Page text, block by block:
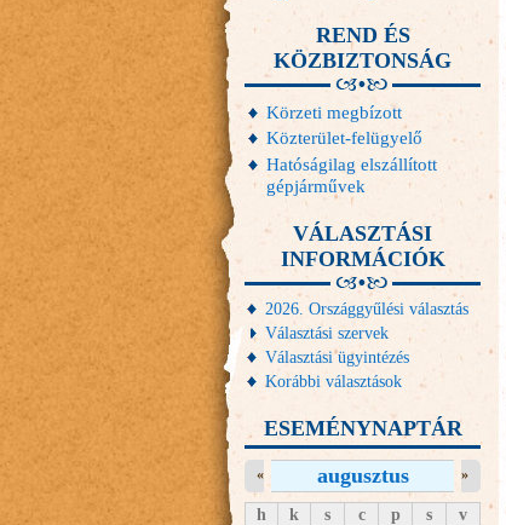
REND ÉS
KÖZBIZTONSÁG
Körzeti megbízott
Közterület-felügyelő
Hatóságilag elszállított
gépjárművek
VÁLASZTÁSI
INFORMÁCIÓK
2026. Országgyűlési választás
Választási szervek
Választási ügyintézés
Korábbi választások
ESEMÉNYNAPTÁR
augusztus
« »
h k s c p s
v